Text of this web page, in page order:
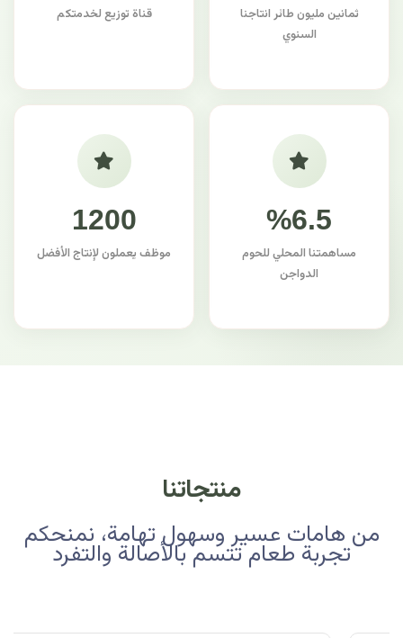
ثمانين مليون طائر انتاجنا
السنوي
قناة توزيع لخدمتكم
%6.5
مساهمتنا المحلي للحوم
الدواجن
1200
موظف يعملون لإنتاج الأفضل
منتجاتنا
من هامات عسير وسهول تهامة، نمنحكم
تجربة طعام تتسم بالأصالة والتفرد